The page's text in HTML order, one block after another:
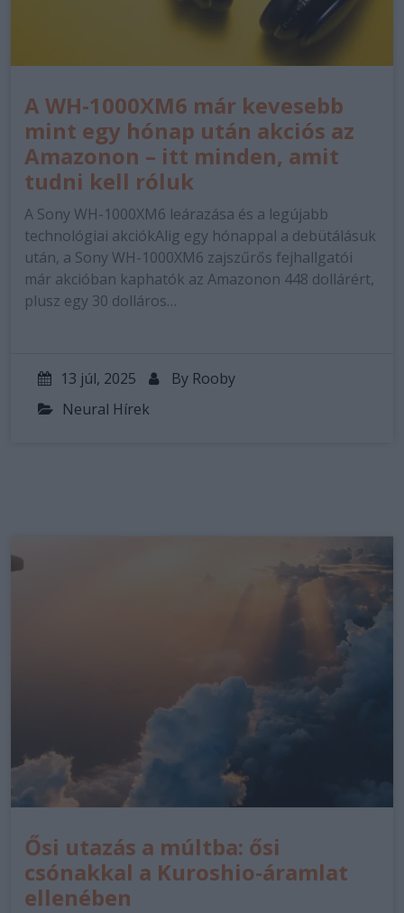
A WH-1000XM6 már kevesebb
mint egy hónap után akciós az
Amazonon – itt minden, amit
tudni kell róluk
A Sony WH-1000XM6 leárazása és a legújabb
technológiai akciókAlig egy hónappal a debütálásuk
után, a Sony WH-1000XM6 zajszűrős fejhallgatói
már akcióban kaphatók az Amazonon 448 dollárért,
plusz egy 30 dolláros…
13 júl, 2025 By Rooby
Neural Hírek
Ősi utazás a múltba: ősi
csónakkal a Kuroshio-áramlat
ellenében